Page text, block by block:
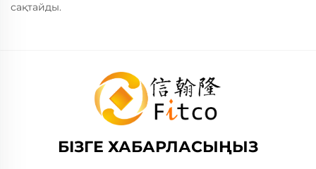
сақтайды.
БІЗГЕ ХАБАРЛАСЫҢЫЗ